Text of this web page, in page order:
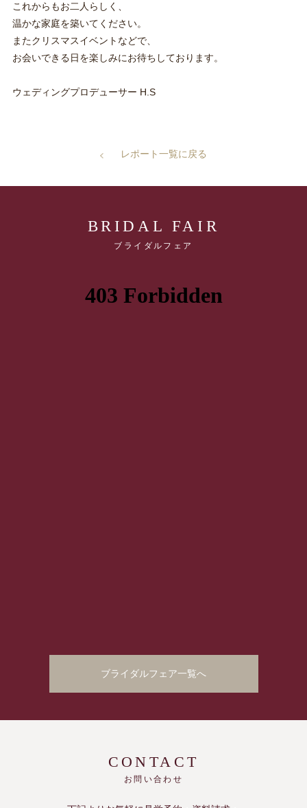
これからもお二人らしく、
温かな家庭を築いてください。
またクリスマスイベントなどで、
お会いできる日を楽しみにお待ちしております。
ウェディングプロデューサー H.S
レポート一覧に戻る
BRIDAL FAIR
ブライダルフェア
ブライダルフェア一覧へ
CONTACT
お問い合わせ